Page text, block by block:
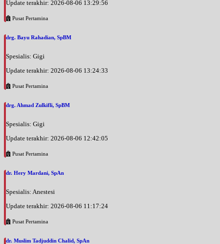
Update terakhir: 2026-08-06 13:29:56
Pusat Pertamina
drg. Bayu Rahadian, SpBM
Spesialis: Gigi
Update terakhir: 2026-08-06 13:24:33
Pusat Pertamina
drg. Ahmad Zulkifli, SpBM
Spesialis: Gigi
Update terakhir: 2026-08-06 12:42:05
Pusat Pertamina
dr. Hery Mardani, SpAn
Spesialis: Anestesi
Update terakhir: 2026-08-06 11:17:24
Pusat Pertamina
dr. Muslim Tadjuddin Chalid, SpAn